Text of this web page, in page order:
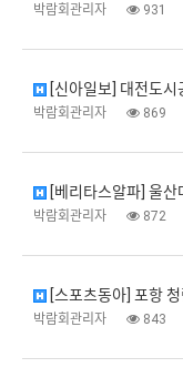
박람회관리자 931
[신아일보] 대전도시
박람회관리자 869
[베리타스알파] 울산
박람회관리자 872
[스포츠동아] 포항 청
박람회관리자 843